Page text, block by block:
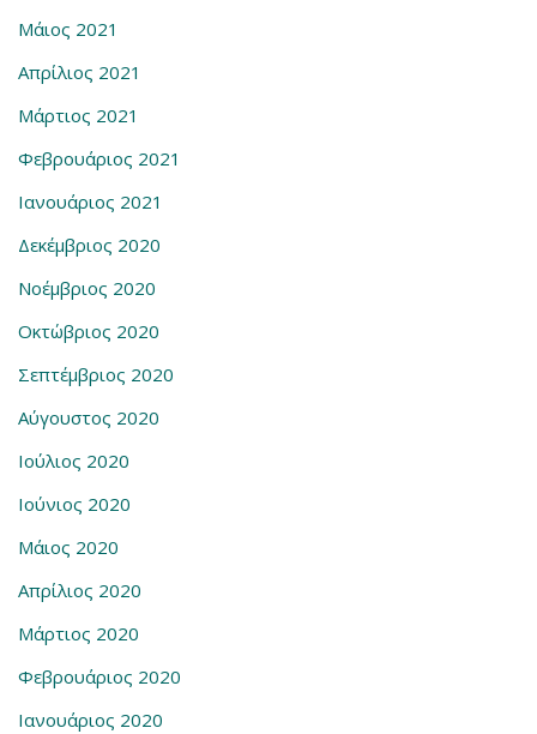
Μάιος 2021
Απρίλιος 2021
Μάρτιος 2021
Φεβρουάριος 2021
Ιανουάριος 2021
Δεκέμβριος 2020
Νοέμβριος 2020
Οκτώβριος 2020
Σεπτέμβριος 2020
Αύγουστος 2020
Ιούλιος 2020
Ιούνιος 2020
Μάιος 2020
Απρίλιος 2020
Μάρτιος 2020
Φεβρουάριος 2020
Ιανουάριος 2020